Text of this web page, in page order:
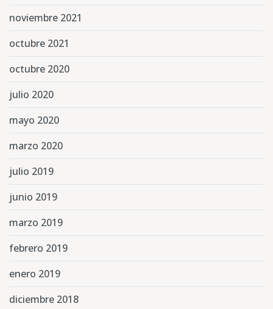
noviembre 2021
octubre 2021
octubre 2020
julio 2020
mayo 2020
marzo 2020
julio 2019
junio 2019
marzo 2019
febrero 2019
enero 2019
diciembre 2018